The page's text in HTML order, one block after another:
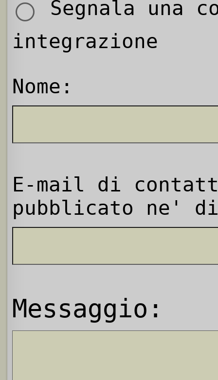
Segnala una
integrazione
Nome:
E-mail di
pubblicato ne'
Messaggio: